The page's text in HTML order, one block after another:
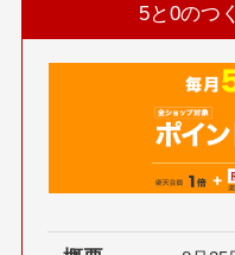
5と0のつ